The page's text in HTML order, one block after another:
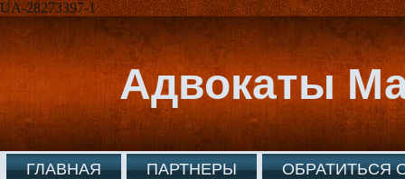
UA-28273397-1
Адвокаты
ГЛАВНАЯ ПАРТНЕРЫ ОБРАТИТЬСЯ